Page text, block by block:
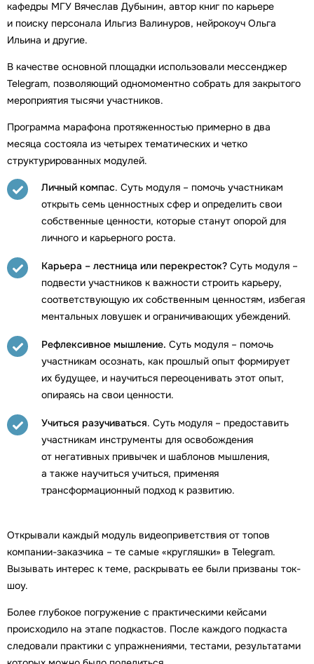
кафедры МГУ Вячеслав Дубынин, автор книг по карьере
и поиску персонала Ильгиз Валинуров, нейрокоуч Ольга
Ильина и другие.
В качестве основной площадки использовали мессенджер
Telegram, позволяющий одномоментно собрать для закрытого
мероприятия тысячи участников.
Программа марафона протяженностью примерно в два
месяца состояла из четырех тематических и четко
структурированных модулей.
Личный компас. Суть модуля – помочь участникам
открыть семь ценностных сфер и определить свои
собственные ценности, которые станут опорой для
личного и карьерного роста.
Карьера – лестница или перекресток? Суть модуля –
подвести участников к важности строить карьеру,
соответствующую их собственным ценностям, избегая
ментальных ловушек и ограничивающих убеждений.
Рефлексивное мышление. Суть модуля – помочь
участникам осознать, как прошлый опыт формирует
их будущее, и научиться переоценивать этот опыт,
опираясь на свои ценности.
Учиться разучиваться. Суть модуля – предоставить
участникам инструменты для освобождения
от негативных привычек и шаблонов мышления,
а также научиться учиться, применяя
трансформационный подход к развитию.
Открывали каждый модуль видеоприветствия от топов
компании-заказчика – те самые «кругляшки» в Telegram.
Вызывать интерес к теме, раскрывать ее были призваны ток-
шоу.
Более глубокое погружение с практическими кейсами
происходило на этапе подкастов. После каждого подкаста
следовали практики с упражнениями, тестами, результатами